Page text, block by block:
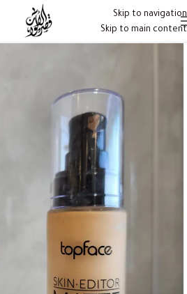
Skip to navigation
Skip to main content